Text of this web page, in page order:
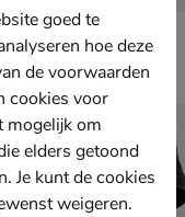
- cognac
goed te
hoe deze
de voorwaarden
cookies voor
mogelijk om
elders getoond
Je kunt de cookies
weigeren.